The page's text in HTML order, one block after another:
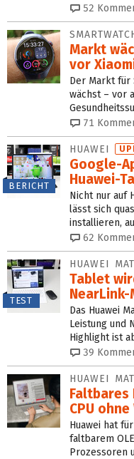
52
Markt
vor
Der Markt für
wächst – vor
71
BERICHT
HUAWEI
Google-
Huawei-
Nicht nur auf
lässt sich
installieren,
62
TEST
HUAWEI
Tablet
Das Huawei
Leistung und
Highlight ist
39
HUAWEI
CPU
Huawei hat
faltbarem
Prozessoren